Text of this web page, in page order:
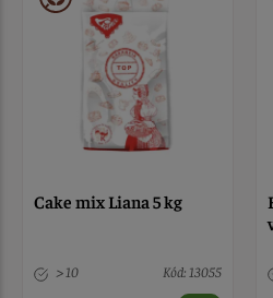
Cake mix Liana 5 kg
> 10 Kód: 13055